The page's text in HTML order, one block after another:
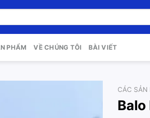
PHẨM VỀ CHÚNG TÔI BÀI VIẾT
CÁC SẢN
Balo